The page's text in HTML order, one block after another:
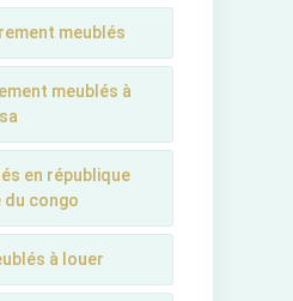
meublés
meublés à
en république
congo
à louer